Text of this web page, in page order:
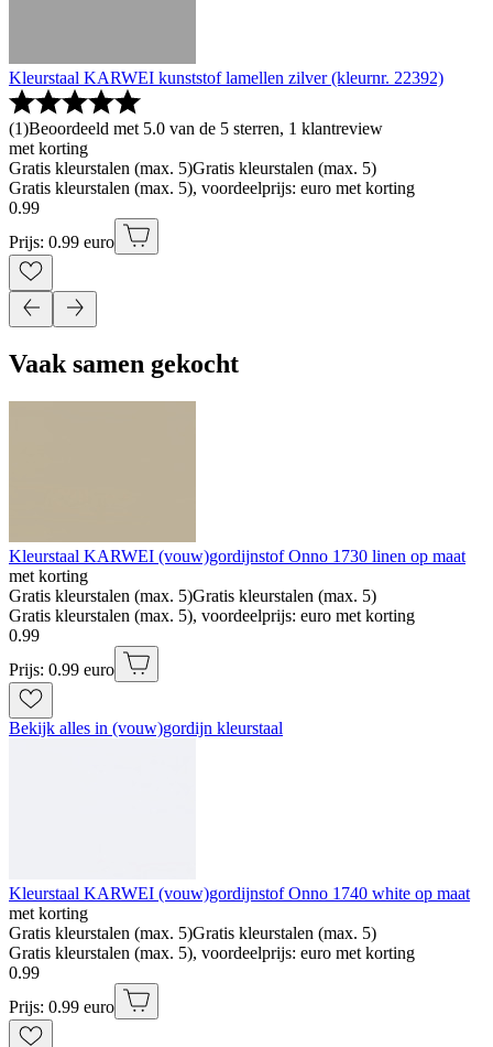
Kleurstaal KARWEI kunststof lamellen zilver (kleurnr. 22392)
(1)Beoordeeld met 5.0 van de 5 sterren, 1 klantreview
met korting
Gratis kleurstalen (max. 5)Gratis kleurstalen (max. 5)
Gratis kleurstalen (max. 5), voordeelprijs: euro met korting
0.99
Prijs: 0.99 euro
Vaak samen gekocht
Kleurstaal KARWEI (vouw)gordijnstof Onno 1730 linen op maat
met korting
Gratis kleurstalen (max. 5)Gratis kleurstalen (max. 5)
Gratis kleurstalen (max. 5), voordeelprijs: euro met korting
0.99
Prijs: 0.99 euro
Bekijk alles in (vouw)gordijn kleurstaal
Kleurstaal KARWEI (vouw)gordijnstof Onno 1740 white op maat
met korting
Gratis kleurstalen (max. 5)Gratis kleurstalen (max. 5)
Gratis kleurstalen (max. 5), voordeelprijs: euro met korting
0.99
Prijs: 0.99 euro